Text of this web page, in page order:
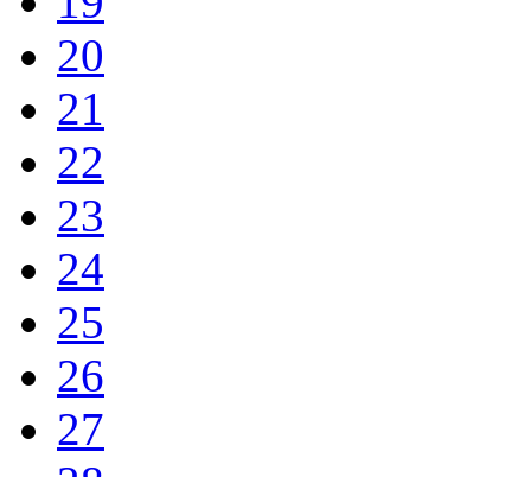
20
21
22
23
24
25
26
27